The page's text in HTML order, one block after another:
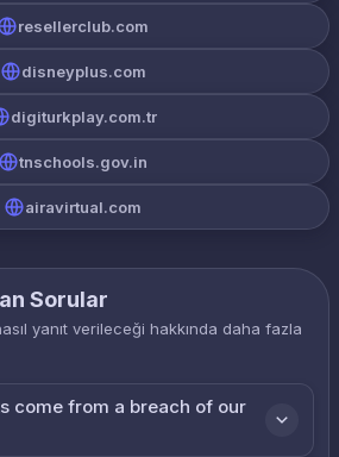
resellerclub.com
disneyplus.com
digiturkplay.com.tr
tnschools.gov.in
airavirtual.com
Sorular
yanıt verileceği hakkında daha fazla
come from a breach of our